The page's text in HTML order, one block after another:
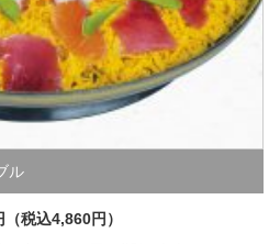
ル
税込4,860円）